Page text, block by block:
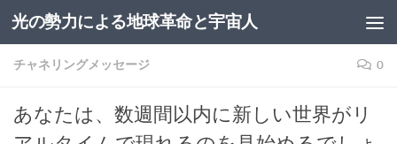
コンテンツへスキップ
光の勢力による地球革命と宇宙人
チャネリングメッセージ 0
あなたは、数週間以内に新しい世界がリ